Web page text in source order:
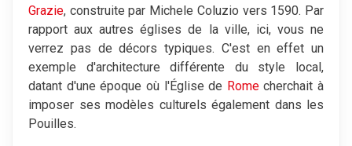
Grazie, construite par Michele Coluzio vers 1590. Par
rapport aux autres églises de la ville, ici, vous ne
verrez pas de décors typiques. C'est en effet un
exemple d'architecture différente du style local,
datant d'une époque où l'Église de Romecherchait à
imposer ses modèles culturels également dans les
Pouilles.